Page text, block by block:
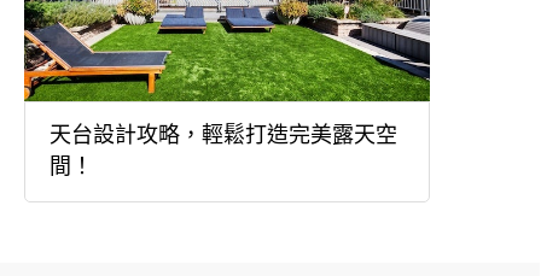
天台設計攻略，輕鬆打造完美露天空
間！